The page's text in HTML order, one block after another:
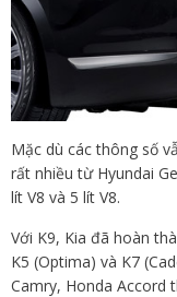
Mặc dù các thông số
rất nhiều từ Hyundai
lít V8 và 5 lít V8.
Với K9, Kia đã hoàn
K5 (Optima) và K7
Camry, Honda Accord